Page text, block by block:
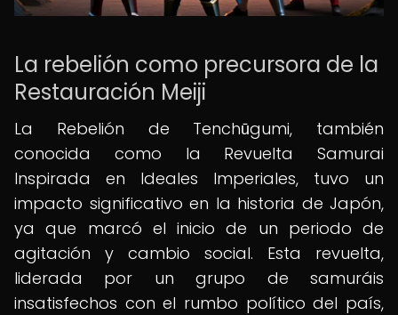
La rebelión como precursora de la
Restauración Meiji
La Rebelión de Tenchūgumi, también
conocida como la Revuelta Samurai
Inspirada en Ideales Imperiales, tuvo un
impacto significativo en la historia de Japón,
ya que marcó el inicio de un periodo de
agitación y cambio social. Esta revuelta,
liderada por un grupo de samuráis
insatisfechos con el rumbo político del país,